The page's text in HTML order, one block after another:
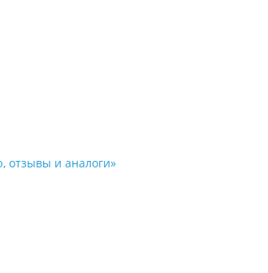
отзывы и аналоги»